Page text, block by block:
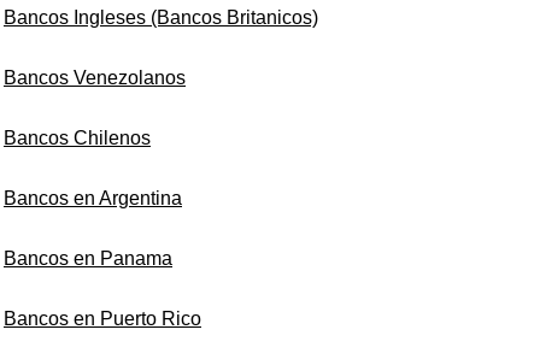
Bancos Ingleses (Bancos Britanicos)
Bancos Venezolanos
Bancos Chilenos
Bancos en Argentina
Bancos en Panama
Bancos en Puerto Rico